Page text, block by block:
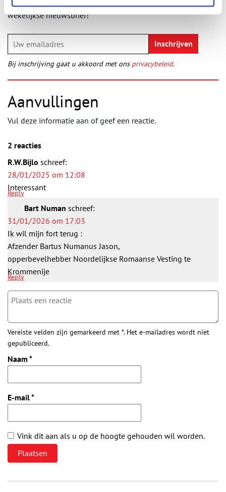
laatste erfgoednieuws? Schrijf u dan nu in voor onze
wekelijkse nieuwsbrief!
Bij inschrijving gaat u akkoord met ons privacybeleid.
Aanvullingen
Vul deze informatie aan of geef een reactie.
2 reacties
R.W.Bijlo schreef:
28/01/2025 om 12:08
Interessant
Reply
Bart Numan schreef:
31/01/2026 om 17:03
Ik wil mijn fort terug :
Afzender Bartus Numanus Jason,
opperbevelhebber Noordelijkse Romaanse Vesting te
Krommenije
Reply
Vereiste velden zijn gemarkeerd met *. Het e-mailadres wordt niet
gepubliceerd.
Naam *
E-mail*
Vink dit aan als u op de hoogte gehouden wil worden.